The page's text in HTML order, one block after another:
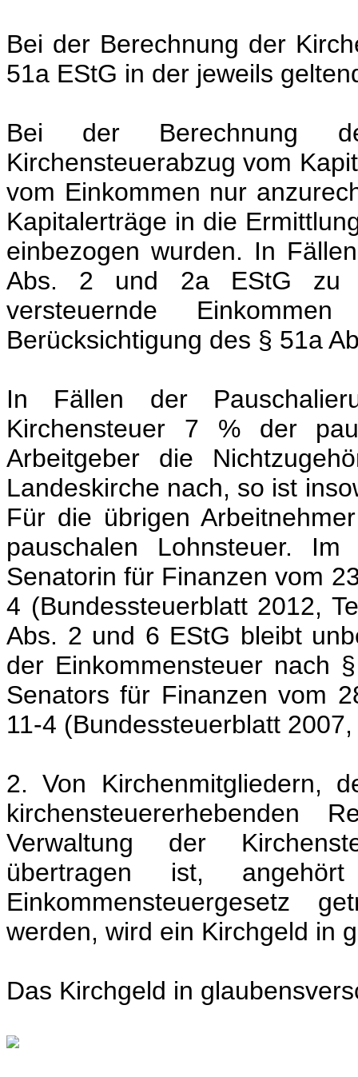
Bei der Berechnung der
51a EStG in der jeweils
Bei der Berechnung
Kirchensteuerabzug vom
vom Einkommen nur
Kapitalerträge in die
einbezogen wurden. In
Abs. 2 und 2a EStG zu
versteuernde
Berücksichtigung des § 51a
In Fällen der
Kirchensteuer 7 % der
Arbeitgeber die
Landeskirche nach, so ist
Für die übrigen
pauschalen Lohnsteuer.
Senatorin für Finanzen vom
4 (Bundessteuerblatt 2012,
Abs. 2 und 6 EStG bleibt
der Einkommensteuer nach
Senators für Finanzen vom
11-4 (Bundessteuerblatt
2. Von Kirchenmitgliedern,
kirchensteuererhebenden
Verwaltung der
übertragen ist,
Einkommensteuergesetz
werden, wird ein Kirchgeld in
Das Kirchgeld in